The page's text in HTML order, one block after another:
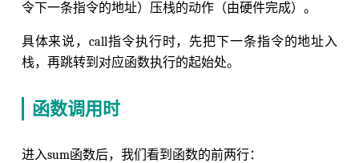
令下一条指令的地址）压栈的动作（由硬件完成）。
具体来说，call指令执行时，先把下一条指令的地址入
栈，再跳转到对应函数执行的起始处。
函数调用时
进入sum函数后，我们看到函数的前两行：